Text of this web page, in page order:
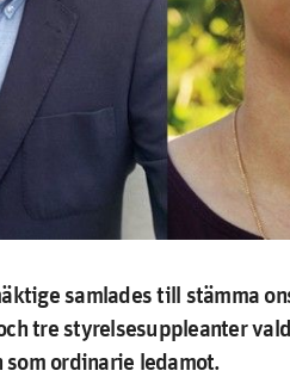
samlades till stämma
tre styrelsesuppleanter
ordinarie ledamot.